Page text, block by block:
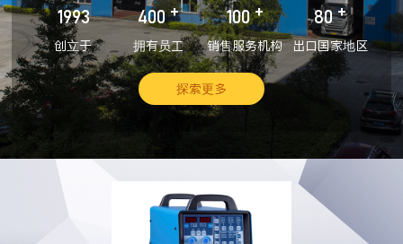
1993
创立于
400 +
拥有员工
100 +
销售服务机构
80 +
出口国家地区
探索更多